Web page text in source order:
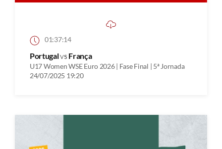
01:37:14
Portugalvs França
U17 Women WSE Euro 2026 | Fase Final | 5ª Jornada
24/07/2025 19:20